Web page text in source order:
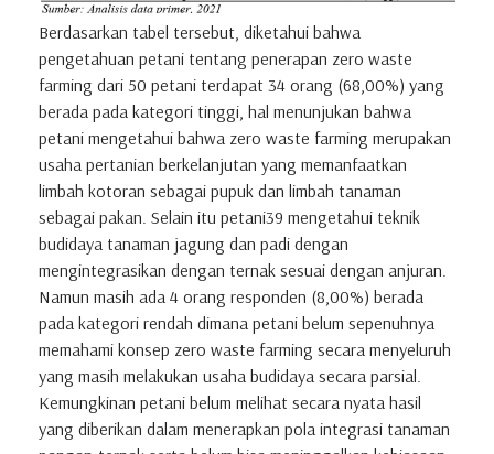
Berdasarkan tabel tersebut, diketahui bahwa
pengetahuan petani tentang penerapan zero waste
farming dari 50 petani terdapat 34 orang (68,00%) yang
berada pada kategori tinggi, hal menunjukan bahwa
petani mengetahui bahwa zero waste farming merupakan
usaha pertanian berkelanjutan yang memanfaatkan
limbah kotoran sebagai pupuk dan limbah tanaman
sebagai pakan. Selain itu petani39 mengetahui teknik
budidaya tanaman jagung dan padi dengan
mengintegrasikan dengan ternak sesuai dengan anjuran.
Namun masih ada 4 orang responden (8,00%) berada
pada kategori rendah dimana petani belum sepenuhnya
memahami konsep zero waste farming secara menyeluruh
yang masih melakukan usaha budidaya secara parsial.
Kemungkinan petani belum melihat secara nyata hasil
yang diberikan dalam menerapkan pola integrasi tanaman